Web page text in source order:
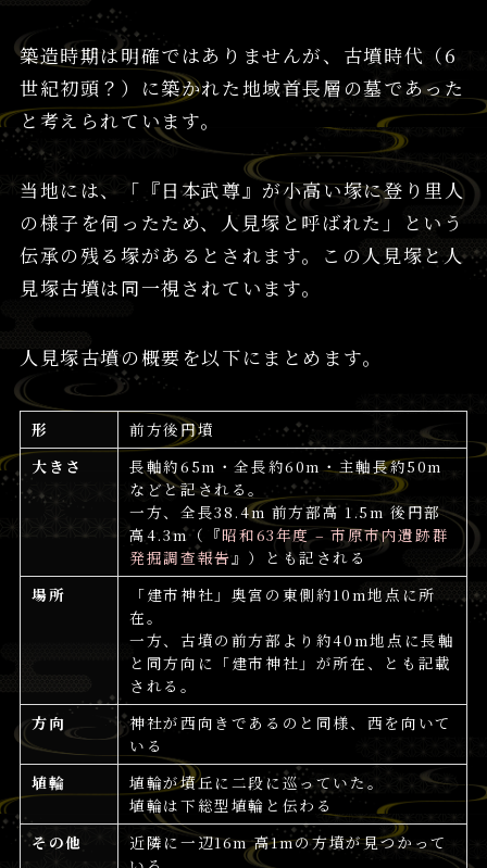
築造時期は明確ではありませんが、古墳時代（6
世紀初頭？）に築かれた地域首長層の墓であった
と考えられています。
当地には、「『日本武尊』が小高い塚に登り里人
の様子を伺ったため、人見塚と呼ばれた」という
伝承の残る塚があるとされます。この人見塚と人
見塚古墳は同一視されています。
人見塚古墳の概要を以下にまとめます。
形
前方後円墳
大きさ
長軸約65m・全長約60m・主軸長約50m
などと記される。
一方、全長38.4m 前方部高 1.5m 後円部
高4.3m（『昭和63年度 – 市原市内遺跡群
発掘調查報告』）とも記される
場所
「建市神社」奥宮の東側約10m地点に所
在。
一方、古墳の前方部より約40m地点に長軸
と同方向に「建市神社」が所在、とも記載
される。
方向
神社が西向きであるのと同様、西を向いて
いる
埴輪
埴輪が墳丘に二段に巡っていた。
埴輪は下総型埴輪と伝わる
その他
近隣に一辺16m 高1mの方墳が見つかって